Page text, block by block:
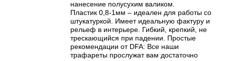
нанесение полусухим валиком.
Пластик 0,8-1мм – идеален для работы со
штукатуркой. Имеет идеальную фактуру и
рельеф в интерьере. Гибкий, крепкий, не
трескающийся при падении. Простые
рекомендации от DFA: Все наши
трафареты прослужат вам достаточно